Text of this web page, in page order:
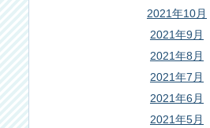
2021年10月
2021年9月
2021年8月
2021年7月
2021年6月
2021年5月